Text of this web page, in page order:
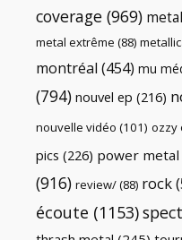
coverage (969)
metal extrême (88)
montréal (454) mu
(794) nouvel ep (216)
nouvelle vidéo (101) ozzy
pics (226) power metal
(916) review/(88) rock
écoute (1153)